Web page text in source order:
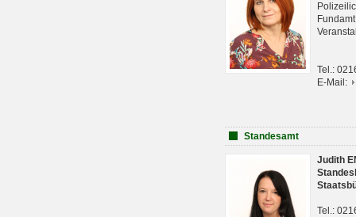
Tel.:
E-Mail:
Standesamt
Judith
Tel.: